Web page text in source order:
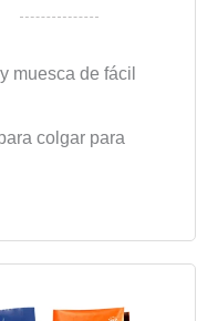
muesca de fácil
colgar para